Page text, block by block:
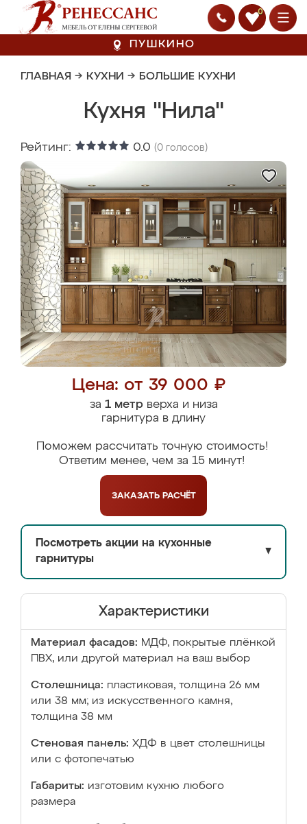
0
ПУШКИНО
ГЛАВНАЯ → КУХНИ → БОЛЬШИЕ КУХНИ
Кухня "Нила"
Рейтинг: 0.0 (0 голосов)
Цена: от 39 000 ₽
за 1 метрверха и низа
гарнитура в длину
Поможем рассчитать точную стоимость!
Ответим менее, чем за 15 минут!
ЗАКАЗАТЬ РАСЧЁТ
Посмотреть акции на кухонные
гарнитуры
▼
Характеристики
Материал фасадов: МДФ, покрытые плёнкой
ПВХ, или другой материал на ваш выбор
Столешница: пластиковая, толщина 26 мм
или 38 мм; из искусственного камня,
толщина 38 мм
Стеновая панель: ХДФ в цвет столешницы
или с фотопечатью
Габариты: изготовим кухню любого
размера